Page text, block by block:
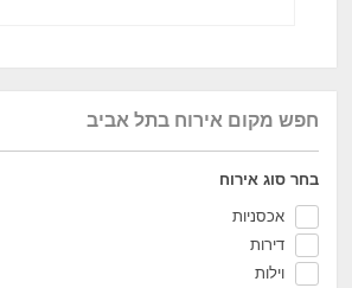
חפש מקום אירוח בתל אביב
בחר סוג אירוח
אכסניות
דירות
וילות